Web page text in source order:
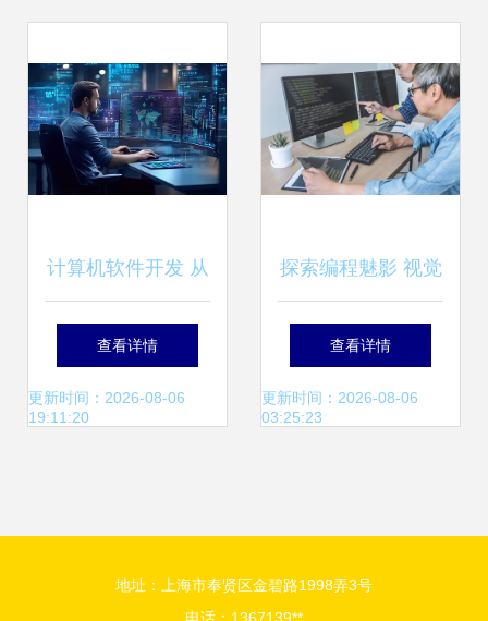
计算机软件开发 从
概念到产品的逻辑
与艺术
查看详情
更新时间：2026-08-06
19:11:20
探索编程魅影 视觉
素材在计算机软件
开发中的创意应用
查看详情
更新时间：2026-08-06
03:25:23
地址：上海市奉贤区金碧路1998弄3号